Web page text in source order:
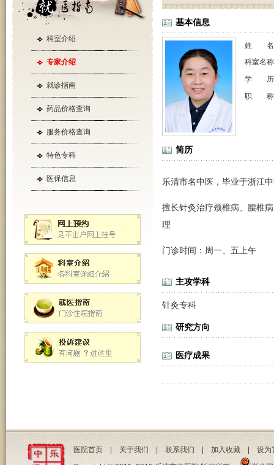
科室介绍
专家介绍
就诊指南
药品价格查询
服务价格查询
特色专科
医保信息
基本信息
姓 名
科室名
学 历
职 称
简历
乐清市名中医，毕业于浙江
擅长针灸治疗颈椎病、腰椎
理
门诊时间： 周一、五上午
主攻学科
针灸专科
研究方向
医疗成果
医院首页 关于我们 联系我们 加入收藏
设为